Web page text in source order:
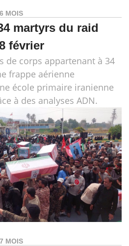
MOIS
martyrs du raid
février
de corps appartenant à 34
frappe aérienne
école primaire iranienne
à des analyses ADN.
MOIS